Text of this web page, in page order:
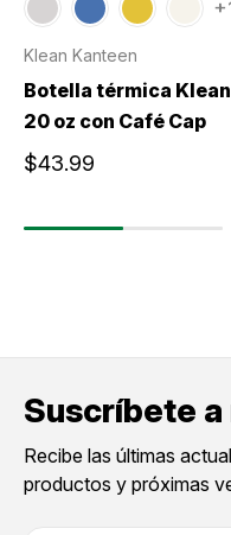
Klean Kanteen
Botella térmica
20 oz con Café Cap
$43.99
Suscríbete
Recibe las últimas
productos y próximas